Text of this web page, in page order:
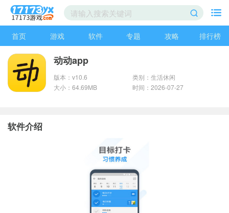
首页 游戏 软件 专题 攻略 排行榜
动动app
版本：v10.6
类别：生活休闲
大小：64.69MB
时间：2026-07-27
软件介绍